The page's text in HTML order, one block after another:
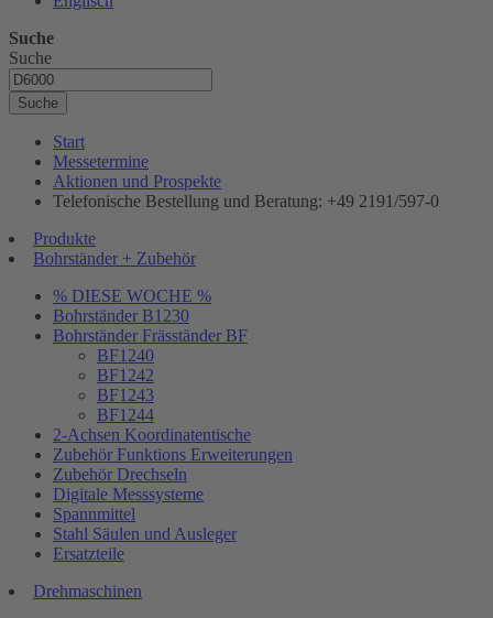
Suche
Suche
Suche
Start
Messetermine
Aktionen und Prospekte
Telefonische Bestellung und Beratung: +49 2191/597-0
Produkte
Bohrständer + Zubehör
% DIESE WOCHE %
Bohrständer B1230
Bohrständer Fräsständer BF
BF1240
BF1242
BF1243
BF1244
2-Achsen Koordinatentische
Zubehör Funktions Erweiterungen
Zubehör Drechseln
Digitale Messsysteme
Spannmittel
Stahl Säulen und Ausleger
Ersatzteile
Drehmaschinen